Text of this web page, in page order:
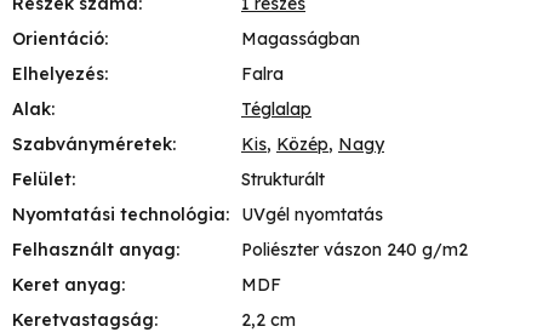
Orientáció:
Magasságban
Elhelyezés:
Falra
Alak:
Téglalap
Szabványméretek: Kis, Közép, Nagy
Felület:
Strukturált
Nyomtatási technológia:
UVgél nyomtatás
Felhasznált anyag:
Poliészter vászon 240 g/m2
Keret anyag:
MDF
Keretvastagság: 2,2 cm